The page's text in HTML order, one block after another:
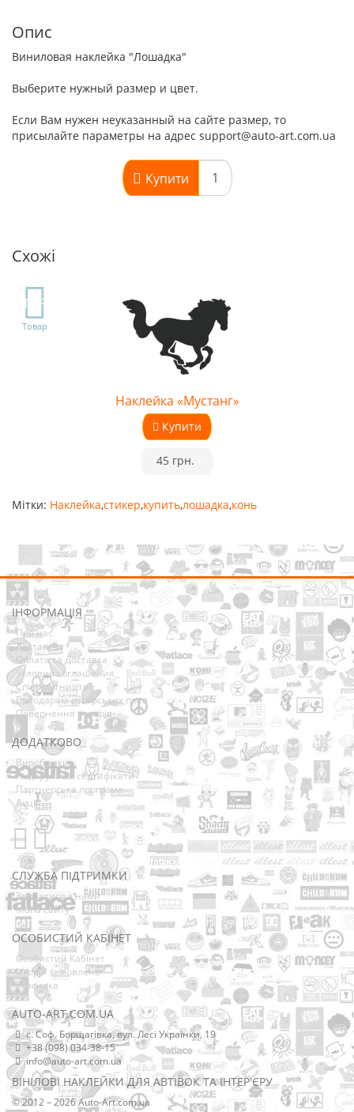
Опис
Виниловая наклейка "Лошадка"
Выберите нужный размер и цвет.
Если Вам нужен неуказанный на сайте размер, то
присылайте параметры на адрес support@auto-art.com.ua
Купити
Схожі
TOP
Товар
Наклейка «Мустанг»
Купити
45 грн.
Мітки: Наклейка,стикер,купить,лошадка,конь
ІНФОРМАЦІЯ
Про нас
Доставка
Оплата та Доставка
Условия соглашения
Співробітництво
Володарям авторських прав
Повернення товарів
ДОДАТКОВО
Виробники
Подарункові сертифікати
Партнерська програма
Акції
СЛУЖБА ПІДТРИМКИ
Зв’язатися з нами
Мапа сайту
ОСОБИСТИЙ КАБІНЕТ
Особистий Кабінет
Історія замовлень
Розсилка
AUTO-ART.COM.UA
с. Соф. Борщагівка, вул. Лесі Українки, 19
+38 (098) 034-38-15
info@auto-art.com.ua
ВІНІЛОВІ НАКЛЕЙКИ ДЛЯ АВТІВОК ТА ІНТЕР'ЄРУ
© 2012 – 2026 Auto-Art.com.ua